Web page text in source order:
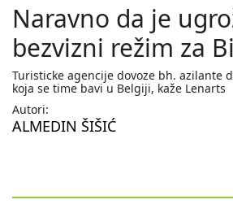
Naravno da je
bezvizni režim za
Turisticke agencije dovoze bh. azilante
koja se time bavi u Belgiji, kaže Lenarts
Autori:
ALMEDIN ŠIŠIĆ